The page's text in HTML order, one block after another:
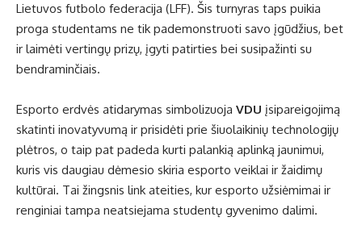
Lietuvos futbolo federacija (LFF). Šis turnyras taps puikia
proga studentams ne tik pademonstruoti savo įgūdžius, bet
ir laimėti vertingų prizų, įgyti patirties bei susipažinti su
bendraminčiais.
Esporto erdvės atidarymas simbolizuoja VDU įsipareigojimą
skatinti inovatyvumą ir prisidėti prie šiuolaikinių technologijų
plėtros, o taip pat padeda kurti palankią aplinką jaunimui,
kuris vis daugiau dėmesio skiria esporto veiklai ir žaidimų
kultūrai. Tai žingsnis link ateities, kur esporto užsiėmimai ir
renginiai tampa neatsiejama studentų gyvenimo dalimi.